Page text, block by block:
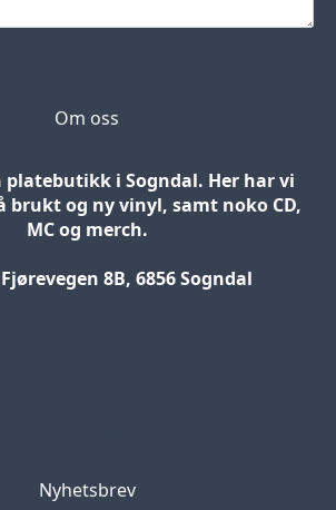
Om oss
platebutikk i Sogndal. Her har vi
brukt og ny vinyl, samt noko CD,
MC og merch.
8B, 6856 Sogndal
Nyhetsbrev